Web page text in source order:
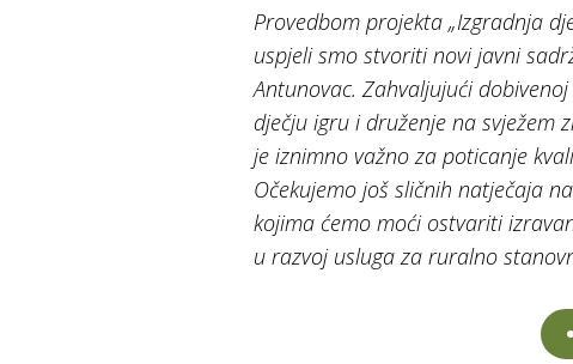
Provedbom projekta „Izgradnja
uspjeli smo stvoriti novi javni
Antunovac. Zahvaljujući
dječju igru i druženje na svježem
je iznimno važno za poticanje
Očekujemo još sličnih natječaja
kojima ćemo moći ostvariti
u razvoj usluga za ruralno